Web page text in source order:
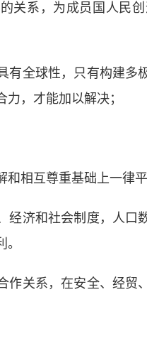
系，为成员国人民创
全球性，只有构建多
，才能加以解决；
相互尊重基础上一律平
济和社会制度，人口
关系，在安全、经贸